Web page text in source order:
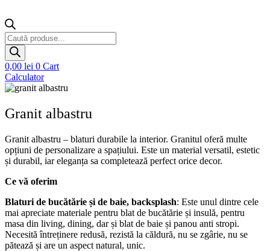
Products
search
0,00 lei 0 Cart
Calculator
Granit albastru
Granit albastru – blaturi durabile la interior. Granitul oferă multe
opțiuni de personalizare a spațiului. Este un material versatil, estetic
și durabil, iar eleganța sa completează perfect orice decor.
Ce vă oferim
Blaturi de bucătărie și de baie, backsplash: Este unul dintre cele
mai apreciate materiale pentru blat de bucătărie și insulă, pentru
masa din living, dining, dar și blat de baie și panou anti stropi.
Necesită întreținere redusă, rezistă la căldură, nu se zgârie, nu se
pătează și are un aspect natural, unic.